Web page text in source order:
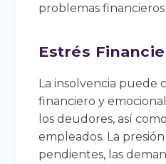
problemas financieros
Estrés
La insolvencia puede
financiero y
los deudores, así
empleados. La
pendientes, las